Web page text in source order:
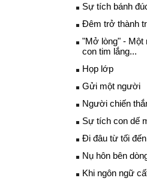
Sự tích bánh
Đêm trở thành
"Mở lòng" - Một
con tim lắng...
Họp lớp
Gửi một người
Người chiến
Sự tích con dế
Đi đâu từ tối
Nụ hôn bên
Khi ngôn ngữ